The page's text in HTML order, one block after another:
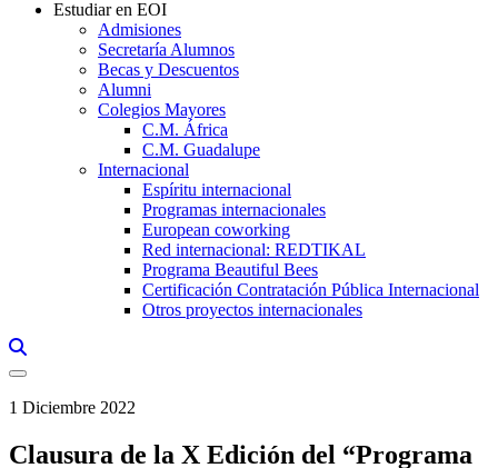
Estudiar en EOI
Admisiones
Secretaría Alumnos
Becas y Descuentos
Alumni
Colegios Mayores
C.M. África
C.M. Guadalupe
Internacional
Espíritu internacional
Programas internacionales
European coworking
Red internacional: REDTIKAL
Programa Beautiful Bees
Certificación Contratación Pública Internacional
Otros proyectos internacionales
1 Diciembre 2022
Clausura de la X Edición del “Programa